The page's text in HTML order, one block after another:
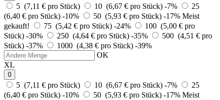
5 (7,11 € pro Stück) 10 (6,67 € pro Stück) -7%
25
(6,40 € pro Stück) -10% 50 (5,93 € pro Stück) -17% Meist
gekauft!
75 (5,42 € pro Stück) -24%
100 (5,00 € pro
Stück) -30% 250 (4,64 € pro Stück) -35%
500 (4,51 € pro
Stück) -37% 1000 (4,38 € pro Stück) -39%
OK
XL
0
5 (7,11 € pro Stück) 10 (6,67 € pro Stück) -7%
25
(6,40 € pro Stück) -10% 50 (5,93 € pro Stück) -17% Meist